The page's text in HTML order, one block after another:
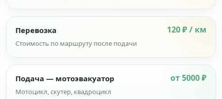
Перевозка 120 ₽ / км
Стоимость по маршруту после подачи
Подача — мотоэвакуатор от 5000 ₽
Мотоцикл, скутер, квадроцикл